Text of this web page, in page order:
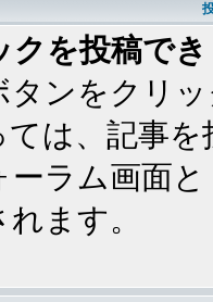
クを投稿で
タンをクリ
は、記事
ラム画面
ます。